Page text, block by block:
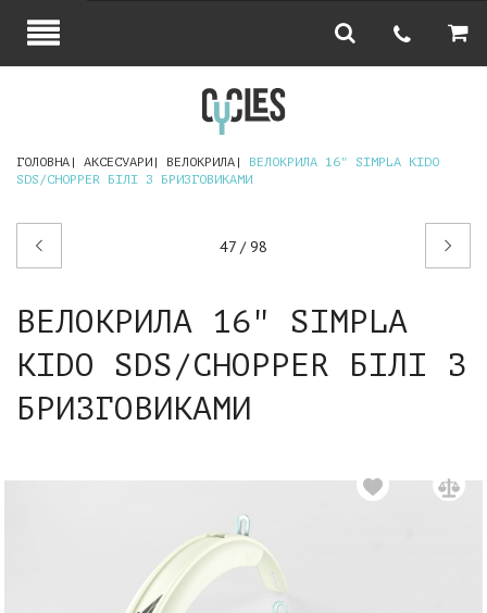
ГОЛОВНА АКСЕСУАРИ ВЕЛОКРИЛА
ВЕЛОКРИЛА 16" SIMPLA KIDO
SDS/CHOPPER БІЛІ З БРИЗГОВИКАМИ
47 / 98
Наступний
ВЕЛОКРИЛА 16" SIMPLA
KIDO SDS/CHOPPER БІЛІ З
БРИЗГОВИКАМИ